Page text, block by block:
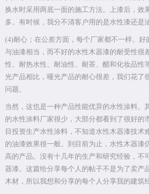
换水时采用两底一面的施工方法。上漆后，效
多。有时候，我分不清客户用的是水性漆还是
(4)耐心；在公差方面，每个厂家都不一样。好
与油漆相当，而不好的水性木器漆的耐受性很
性、耐热水性、耐油性、耐茶、醋和化妆品性
光产品相比，哑光产品的耐心很差，我们花了
问题。
当然，这也是一种产品性能优异的水性涂料。
的水性涂料厂家很少，大部分都看到了很好的
目投资生产水性涂料，不知道水性木器漆技术
的油漆效果很一般。到目前为止，水性木器漆
高的产品。没有十几年的生产和研究经验，不
器漆。这篇给分享每个人的帖子不是为了卖产
木材，所以我想和分享的每个人分享我的建筑